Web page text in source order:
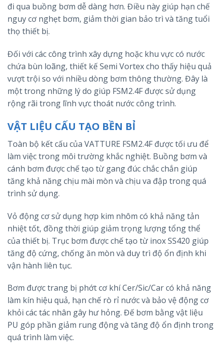
đi qua buồng bơm dễ dàng hơn. Điều này giúp hạn chế
nguy cơ nghẹt bơm, giảm thời gian bảo trì và tăng tuổi
thọ thiết bị.
Đối với các công trình xây dựng hoặc khu vực có nước
chứa bùn loãng, thiết kế Semi Vortex cho thấy hiệu quả
vượt trội so với nhiều dòng bơm thông thường. Đây là
một trong những lý do giúp FSM2.4F được sử dụng
rộng rãi trong lĩnh vực thoát nước công trình.
VẬT LIỆU CẤU TẠO BỀN BỈ
Toàn bộ kết cấu của VATTURE FSM2.4F được tối ưu để
làm việc trong môi trường khắc nghiệt. Buồng bơm và
cánh bơm được chế tạo từ gang đúc chắc chắn giúp
tăng khả năng chịu mài mòn và chịu va đập trong quá
trình sử dụng.
Vỏ động cơ sử dụng hợp kim nhôm có khả năng tản
nhiệt tốt, đồng thời giúp giảm trọng lượng tổng thể
của thiết bị. Trục bơm được chế tạo từ inox SS420 giúp
tăng độ cứng, chống ăn mòn và duy trì độ ổn định khi
vận hành liên tục.
Bơm được trang bị phớt cơ khí Cer/Sic/Car có khả năng
làm kín hiệu quả, hạn chế rò rỉ nước và bảo vệ động cơ
khỏi các tác nhân gây hư hỏng. Đế bơm bằng vật liệu
PU góp phần giảm rung động và tăng độ ổn định trong
quá trình làm việc.